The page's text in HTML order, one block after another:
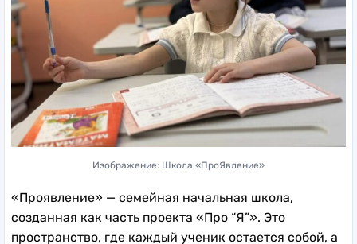
Изображение: Школа «ПроЯвление»
«Проявление» — семейная начальная школа,
созданная как часть проекта «Про “Я”». Это
пространство, где каждый ученик остается собой, а